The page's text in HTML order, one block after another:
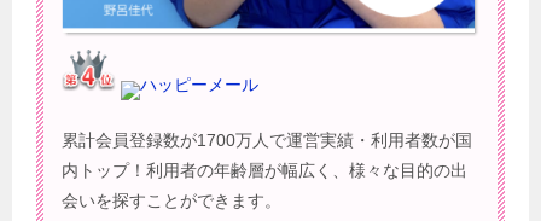
ハッピーメール
累計会員登録数が1700万人で運営実績・利用者数が国
内トップ！利用者の年齢層が幅広く、様々な目的の出
会いを探すことができます。